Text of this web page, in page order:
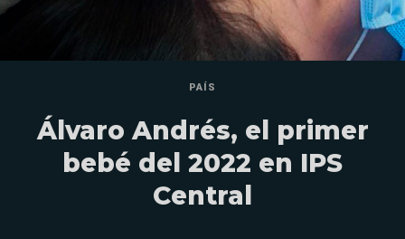
PAÍS
Álvaro Andrés, el primer
bebé del 2022 en IPS
Central